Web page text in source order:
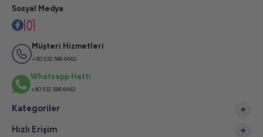
Sosyal Medya
Müşteri Hizmetleri
+90 532 586 6462
Whatsapp Hattı
+90 532 586 6462
Kategoriler
Hızlı Erişim